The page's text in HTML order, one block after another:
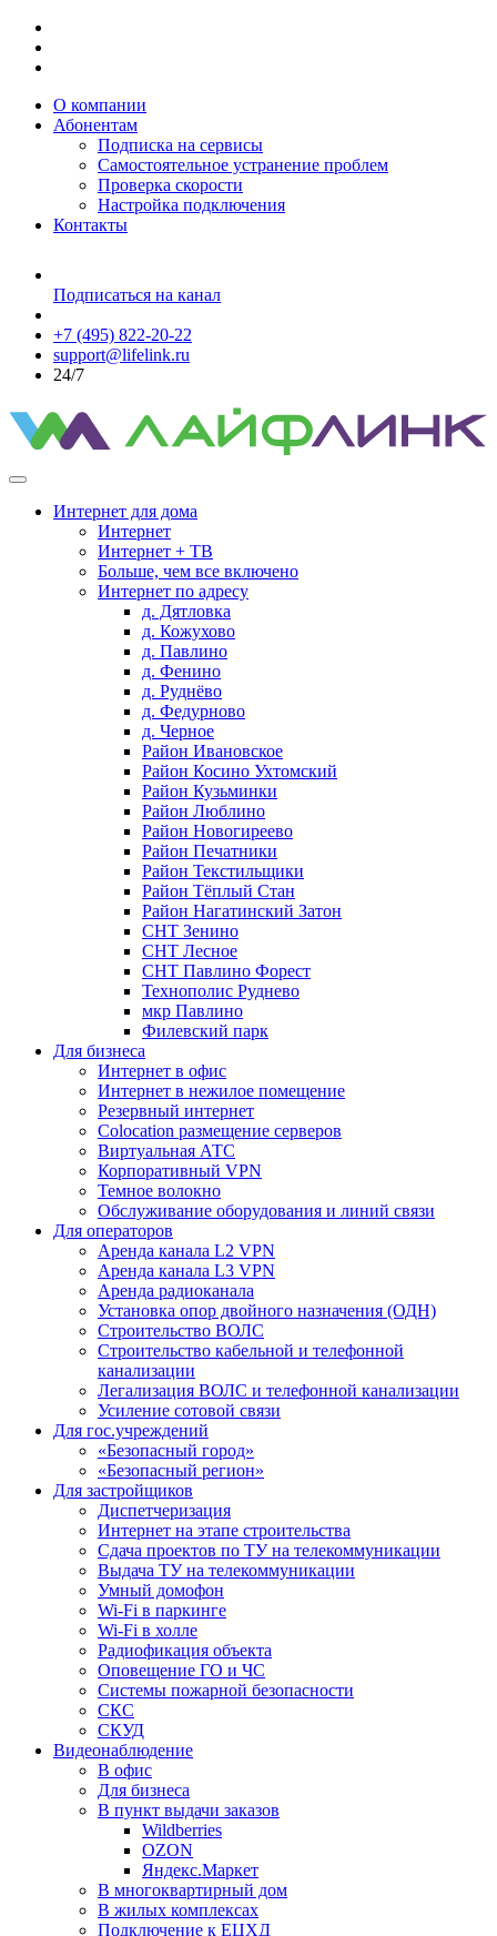
О компании
Абонентам
Подписка на сервисы
Самостоятельное устранение проблем
Проверка скорости
Настройка подключения
Контакты
Подписаться на канал
+7 (495) 822-20-22
support@lifelink.ru
24/7
Интернет для дома
Интернет
Интернет + ТВ
Больше, чем все включено
Интернет по адресу
д. Дятловка
д. Кожухово
д. Павлино
д. Фенино
д. Руднёво
д. Федурново
д. Черное
Район Ивановское
Район Косино Ухтомский
Район Кузьминки
Район Люблино
Район Новогиреево
Район Печатники
Район Текстильщики
Район Тёплый Стан
Район Нагатинский Затон
СНТ Зенино
СНТ Лесное
СНТ Павлино Форест
Технополис Руднево
мкр Павлино
Филевский парк
Для бизнеса
Интернет в офис
Интернет в нежилое помещение
Резервный интернет
Colocation размещение серверов
Виртуальная АТС
Корпоративный VPN
Темное волокно
Обслуживание оборудования и линий связи
Для операторов
Аренда канала L2 VPN
Аренда канала L3 VPN
Аренда радиоканала
Установка опор двойного назначения (ОДН)
Строительство ВОЛС
Строительство кабельной и телефонной
канализации
Легализация ВОЛС и телефонной канализации
Усиление сотовой связи
Для гос.учреждений
«Безопасный город»
«Безопасный регион»
Для застройщиков
Диспетчеризация
Интернет на этапе строительства
Сдача проектов по ТУ на телекоммуникации
Выдача ТУ на телекоммуникации
Умный домофон
Wi-Fi в паркинге
Wi-Fi в холле
Радиофикация объекта
Оповещение ГО и ЧС
Системы пожарной безопасности
СКС
СКУД
Видеонаблюдение
В офис
Для бизнеса
В пункт выдачи заказов
Wildberries
OZON
Яндекс.Маркет
В многоквартирный дом
В жилых комплексах
Подключение к ЕЦХД